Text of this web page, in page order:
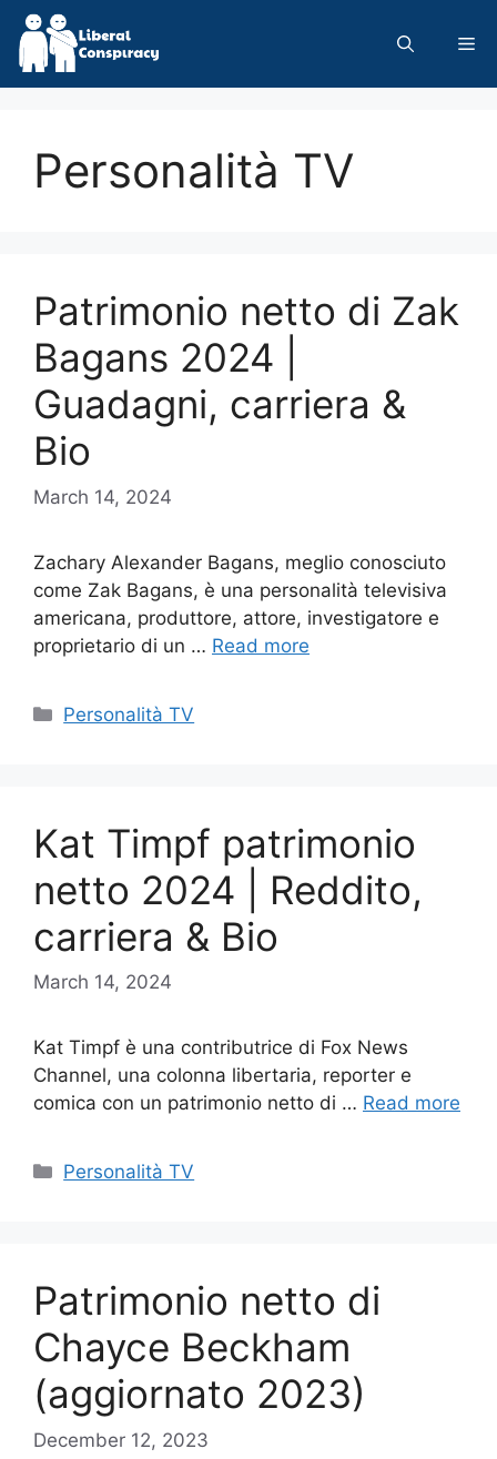
Skip
content
Personalità TV
Patrimonio netto di Zak
Bagans 2024 |
Guadagni, carriera &
Bio
March 14, 2024
Zachary Alexander Bagans, meglio conosciuto
come Zak Bagans, è una personalità televisiva
americana, produttore, attore, investigatore e
proprietario di un … Read more
Categories
Personalità TV
Kat Timpf patrimonio
netto 2024 | Reddito,
carriera & Bio
March 14, 2024
Kat Timpf è una contributrice di Fox News
Channel, una colonna libertaria, reporter e
comica con un patrimonio netto di … Read more
Categories
Personalità TV
Patrimonio netto di
Chayce Beckham
(aggiornato 2023)
December 12, 2023